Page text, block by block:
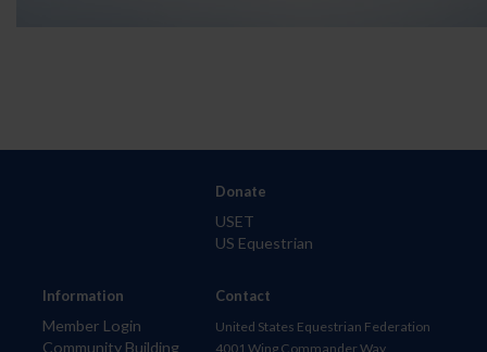
Information
Member Login
Community Building
Donate
USET
US Equestrian
Contact
United States Equestrian Federation
4001 Wing Commander Way